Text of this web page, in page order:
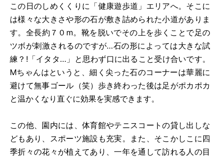
この日のしめくくりに「健康遊歩道」エリアへ。そこに
は様々な大きさや形の石が敷き詰められた小道がありま
す。全長約７０m。靴を脱いでその上を歩くことで足の
ツボが刺激されるのですが…石の形によっては大きな試
練？!「イタタ…」と思わず口に出ること受け合いです。
Mちゃんはというと、細く尖った石のコーナーは華麗に
避けて無事ゴール（笑）歩き終わった後は足がポカポカ
と温かくなり直ぐに効果を実感できます。
この他、園内には、体育館やテニスコートの貸し出しな
どもあり、スポーツ施設も充実。また、そこかしこに四
季折々の花々が植えてあり、一年を通して訪れる人の目